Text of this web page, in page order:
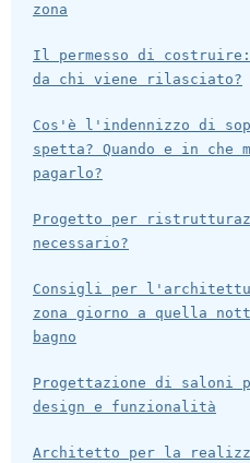
zona
Il permesso di
da chi viene rilasciato?
Cos'è l'indennizzo di
spetta? Quando e in che
pagarlo?
Progetto per
necessario?
Consigli per
zona giorno a quella
bagno
Progettazione di saloni
design e funzionalità
Architetto per la